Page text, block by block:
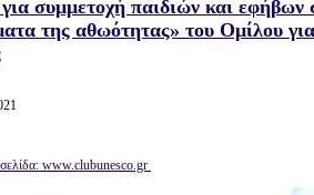
συμμετοχή παιδιών και εφήβων
της αθωότητας» του Ομίλου
www.clubunesco.gr